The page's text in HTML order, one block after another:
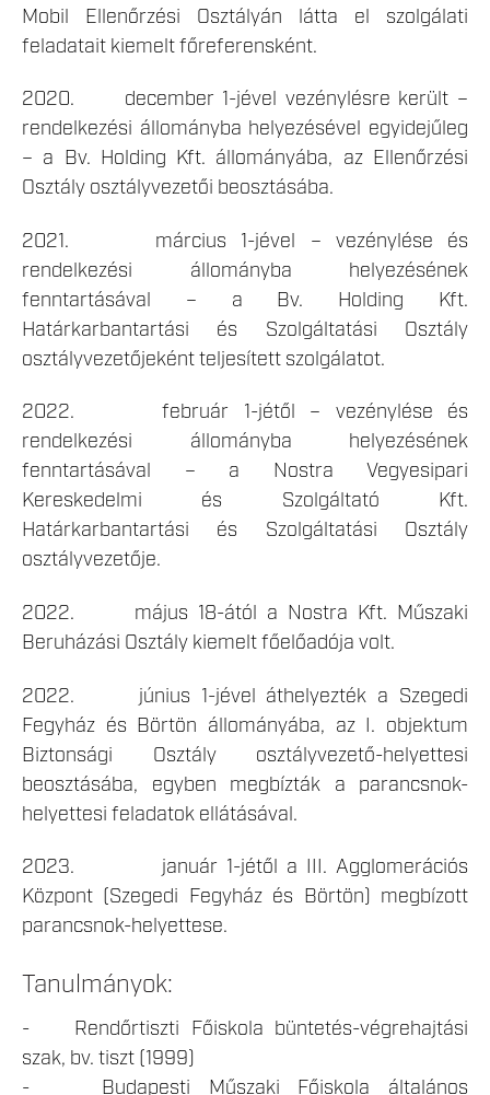
Mobil Ellenőrzési Osztályán látta el szolgálati
feladatait kiemelt főreferensként.
2020. december 1-jével vezénylésre került –
rendelkezési állományba helyezésével egyidejűleg
– a Bv. Holding Kft. állományába, az Ellenőrzési
Osztály osztályvezetői beosztásába.
2021. március 1-jével – vezénylése és
rendelkezési állományba helyezésének
fenntartásával – a Bv. Holding Kft.
Határkarbantartási és Szolgáltatási Osztály
osztályvezetőjeként teljesített szolgálatot.
2022. február 1-jétől – vezénylése és
rendelkezési állományba helyezésének
fenntartásával – a Nostra Vegyesipari
Kereskedelmi és Szolgáltató Kft.
Határkarbantartási és Szolgáltatási Osztály
osztályvezetője.
2022. május 18-ától a Nostra Kft. Műszaki
Beruházási Osztály kiemelt főelőadója volt.
2022. június 1-jével áthelyezték a Szegedi
Fegyház és Börtön állományába, az I. objektum
Biztonsági Osztály osztályvezető-helyettesi
beosztásába, egyben megbízták a parancsnok-
helyettesi feladatok ellátásával.
2023. január 1-jétől a III. Agglomerációs
Központ (Szegedi Fegyház és Börtön) megbízott
parancsnok-helyettese.
Tanulmányok:
- Rendőrtiszti Főiskola büntetés-végrehajtási
szak, bv. tiszt (1999)
- Budapesti Műszaki Főiskola általános